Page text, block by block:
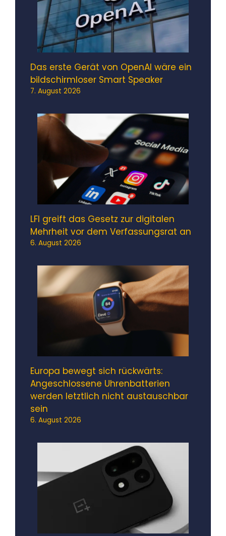
Das erste Gerät von OpenAI wäre ein
bildschirmloser Smart Speaker
7. August 2026
LFI greift das Gesetz zur digitalen
Mehrheit vor dem Verfassungsrat an
6. August 2026
Europa bewegt sich rückwärts:
Angeschlossene Uhrenbatterien
werden letztlich nicht austauschbar
sein
6. August 2026